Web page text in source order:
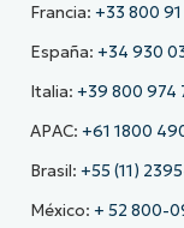
Francia: +33 800
España: +34 930
Italia: +39 800 974
APAC: +61 1800
Brasil: +55 (11)
México: + 52 800-